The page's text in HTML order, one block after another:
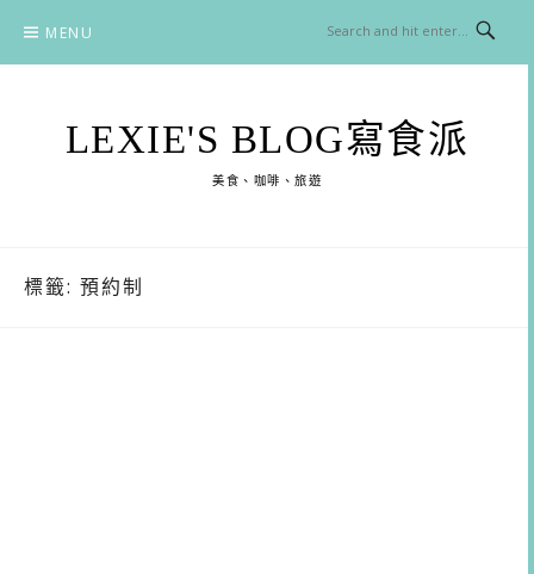
content
MENU
LEXIE'S BLOG寫食派
美食、咖啡、旅遊
標籤: 預約制